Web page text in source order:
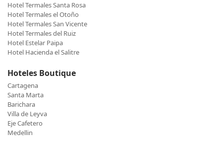
Hotel Termales Santa Rosa
Hotel Termales el Otoño
Hotel Termales San Vicente
Hotel Termales del Ruiz
Hotel Estelar Paipa
Hotel Hacienda el Salitre
Hoteles Boutique
Cartagena
Santa Marta
Barichara
Villa de Leyva
Eje Cafetero
Medellin